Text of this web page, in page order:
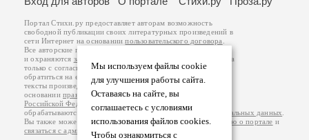
Мы используем файлы cookie
для улучшения работы сайта.
Оставаясь на сайте, вы
соглашаетесь с условиями
использования файлов cookies.
Чтобы ознакомиться с
Портал Стихи.ру предоставляет авторам возможность
свободной публикации своих литературных произведений в
сети Интернет на основаниипользовательского договора
Все авторские права на произведения принадлежат авторам
и охраняются законом
. Перепечатка произведений возможна
только с согласия его автора, к которому вы можете
обратиться на его авторской странице. Ответственность за
тексты произведений авторы несут самостоятельно на
основанииправил публикацииизаконодательства
Российской Федерации
обрабатываются на основанииПолитики обработки персональных данных
Вы также можете посмотреть более подробнуюинформацию о портале и
связаться с администрацией